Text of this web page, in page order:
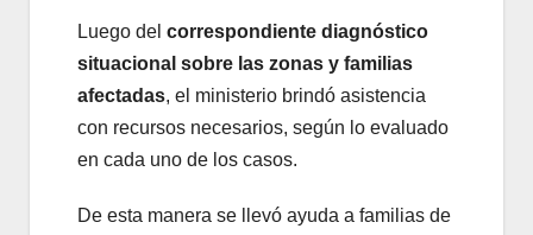
Luego del correspondiente diagnóstico
situacional sobre las zonas y familias
afectadas, el ministerio brindó asistencia
con recursos necesarios, según lo evaluado
en cada uno de los casos.
De esta manera se llevó ayuda a familias de